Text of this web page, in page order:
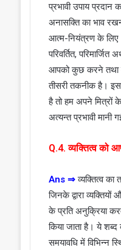
प्रभावी उपाय
अनासक्ति का भाव
आत्म-नियंत्रण के लिए
परिवर्तित,
आपको कुछ करने तथा
तीसरी तकनीक है।
है तो हम अपने मित्रों
अत्यन्त प्रभावी मानी
Q.4. व्यक्तित्व को
Ans ⇒व्यक्तित्व का
जिनके द्वारा
के प्रति अनुक्रिया
किया जाता है। ये
समयावधि में विभिन्न